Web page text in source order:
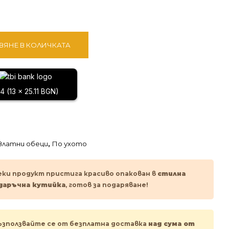
В КОЛИЧКАТА
(13 x 25.11 BGN)
обеци, По ухото
продукт пристига красиво опакован в стилна
кутийка, готов за подаряване!
се от безплатна доставка над сума от